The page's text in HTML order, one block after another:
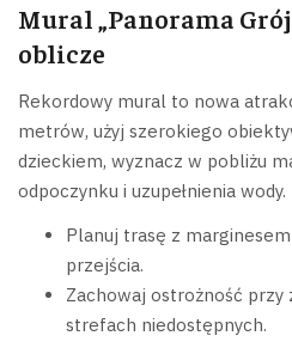
Mural „Panorama
oblicze
Rekordowy mural to nowa
metrów, użyj szerokiego
dzieckiem, wyznacz w pobliżu
odpoczynku i uzupełnienia wody.
Planuj trasę z
przejścia.
Zachowaj ostrożność
strefach niedostępnych.